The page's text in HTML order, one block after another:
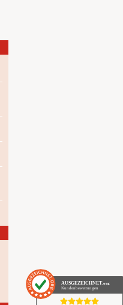
AUSGEZEICHNET .org
Kundenbewertungen